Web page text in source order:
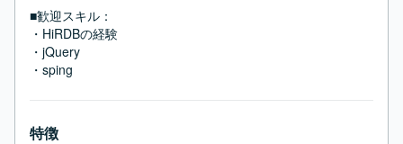
■歓迎スキル：
・HiRDBの経験
・jQuery
・sping
特徴